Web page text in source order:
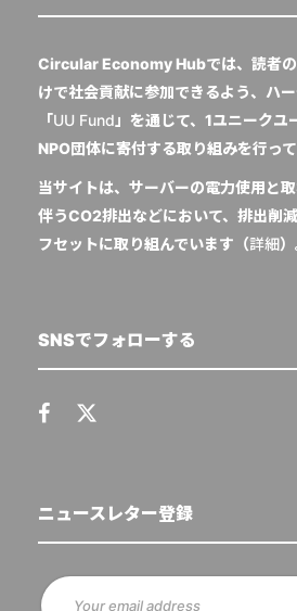
Circular Economy Hubでは、読者
けで社会貢献に参加できるよう、ハ
「UU Fund 」を通じて、1ユニークユ
NPO団体に寄付する取り組みを行って
当サイトは、サーバーの電力使用と
伴うCO2排出などにおいて、排出削
フセットに取り組んでいます（詳細）
SNSでフォローする
ニュースレター登録